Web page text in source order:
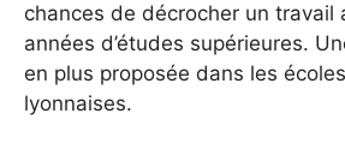
chances de décrocher un travail
années d’études supérieures.
en plus proposée dans les
lyonnaises.